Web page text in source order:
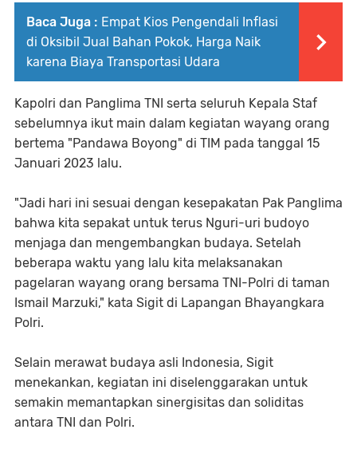
Baca Juga : Empat Kios Pengendali Inflasi
di Oksibil Jual Bahan Pokok, Harga Naik
karena Biaya Transportasi Udara
Kapolri dan Panglima TNI serta seluruh Kepala Staf
sebelumnya ikut main dalam kegiatan wayang orang
bertema "Pandawa Boyong" di TIM pada tanggal 15
Januari 2023 lalu.
"Jadi hari ini sesuai dengan kesepakatan Pak Panglima
bahwa kita sepakat untuk terus Nguri-uri budoyo
menjaga dan mengembangkan budaya. Setelah
beberapa waktu yang lalu kita melaksanakan
pagelaran wayang orang bersama TNI-Polri di taman
Ismail Marzuki," kata Sigit di Lapangan Bhayangkara
Polri.
Selain merawat budaya asli Indonesia, Sigit
menekankan, kegiatan ini diselenggarakan untuk
semakin memantapkan sinergisitas dan soliditas
antara TNI dan Polri.